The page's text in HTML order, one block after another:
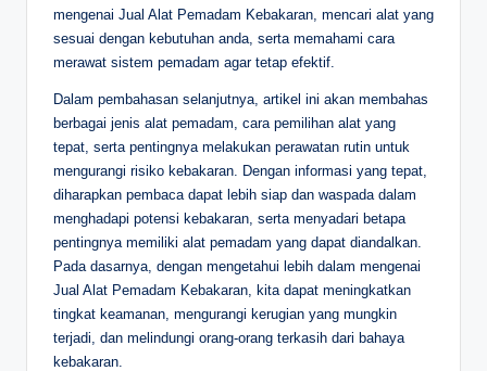
mengenai Jual Alat Pemadam Kebakaran, mencari alat yang
sesuai dengan kebutuhan anda, serta memahami cara
merawat sistem pemadam agar tetap efektif.
Dalam pembahasan selanjutnya, artikel ini akan membahas
berbagai jenis alat pemadam, cara pemilihan alat yang
tepat, serta pentingnya melakukan perawatan rutin untuk
mengurangi risiko kebakaran. Dengan informasi yang tepat,
diharapkan pembaca dapat lebih siap dan waspada dalam
menghadapi potensi kebakaran, serta menyadari betapa
pentingnya memiliki alat pemadam yang dapat diandalkan.
Pada dasarnya, dengan mengetahui lebih dalam mengenai
Jual Alat Pemadam Kebakaran, kita dapat meningkatkan
tingkat keamanan, mengurangi kerugian yang mungkin
terjadi, dan melindungi orang-orang terkasih dari bahaya
kebakaran.